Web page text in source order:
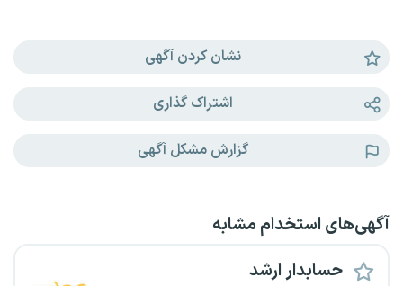
نشان کردن آگهی
اشتراک گذاری
گزارش مشکل آگهی
آگهی‌های استخدام مشابه
حسابدار ارشد